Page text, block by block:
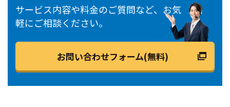
サービス内容や料金のご質問など、お気
軽にご相談ください。
お問い合わせフォーム(無料)